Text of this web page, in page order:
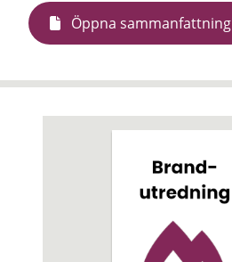
Öppna sammanfattning